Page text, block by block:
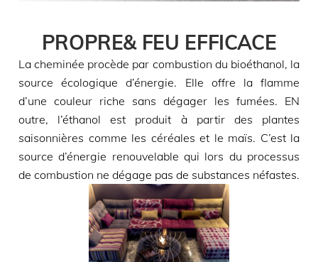
PROPRE& FEU EFFICACE
La cheminée procède par combustion du bioéthanol, la
source écologique d’énergie. Elle offre la flamme
d’une couleur riche sans dégager les fumées. EN
outre, l’éthanol est produit à partir des plantes
saisonnières comme les céréales et le maïs. C’est la
source d’énergie renouvelable qui lors du processus
de combustion ne dégage pas de substances néfastes.